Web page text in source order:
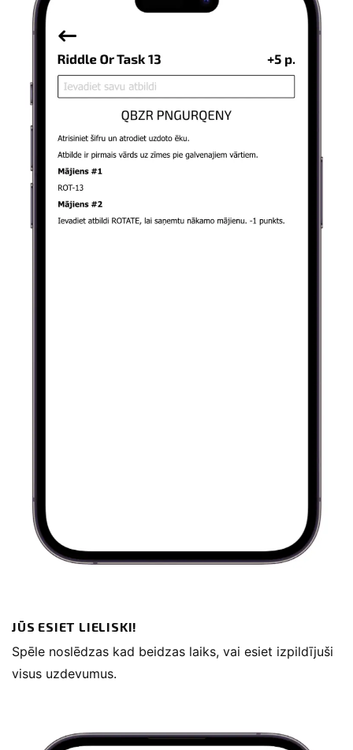
JŪS ESIET LIELISKI!
Spēle noslēdzas kad beidzas laiks, vai esiet izpildījuši
visus uzdevumus.